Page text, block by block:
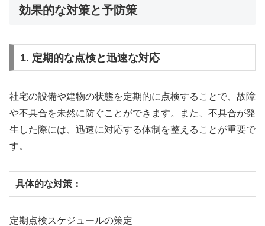
効果的な対策と予防策
1. 定期的な点検と迅速な対応
社宅の設備や建物の状態を定期的に点検することで、故障
や不具合を未然に防ぐことができます。また、不具合が発
生した際には、迅速に対応する体制を整えることが重要で
す。
具体的な対策：
定期点検スケジュールの策定